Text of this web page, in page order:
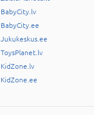
BabyCity.lv
BabyCity.ee
Jukukeskus.ee
ToysPlanet.lv
KidZone.lv
KidZone.ee